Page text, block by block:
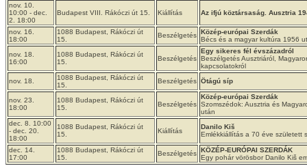
nov. 10.
10:00 - dec.
2. 18:00
Budapest VIII. Rákóczi út 15. Kiállítás Az ifjú köztársaság. Ausztria
nov. 16.
18:00
1088 Budapest, Rákóczi út
15.
Beszélgetés Közép-európai Szerdák
Bécs és a magyar kultúra 1956
nov. 18.
16:00
1088 Budapest, Rákóczi út
15.
Beszélgetés
Egy sikeres fél évszázadról
Beszélgetés Ausztriáról,
kapcsolatokról
nov. 18.
1088 Budapest, Rákóczi út
15.
Beszélgetés Ötágú síp
nov. 23.
18:00
1088 Budapest, Rákóczi út
15.
Beszélgetés
Közép-európai Szerdák
Szomszédok: Ausztria és
után
dec. 8. 10:00
- dec. 20.
18:00
1088 Budapest, Rákóczi út
15.
Kiállítás
Danilo Kiš
Emlékkiállítás a 70 éve született
dec. 14.
17:00
1088 Budapest, Rákóczi út
15.
Beszélgetés KÖZÉP-EURÓPAI SZERDÁK
Egy pohár vörösbor Danilo Kiš